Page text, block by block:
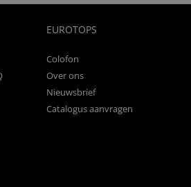
EUROTOPS
Colofon
Over ons
Nieuwsbrief
Catalogus aanvragen